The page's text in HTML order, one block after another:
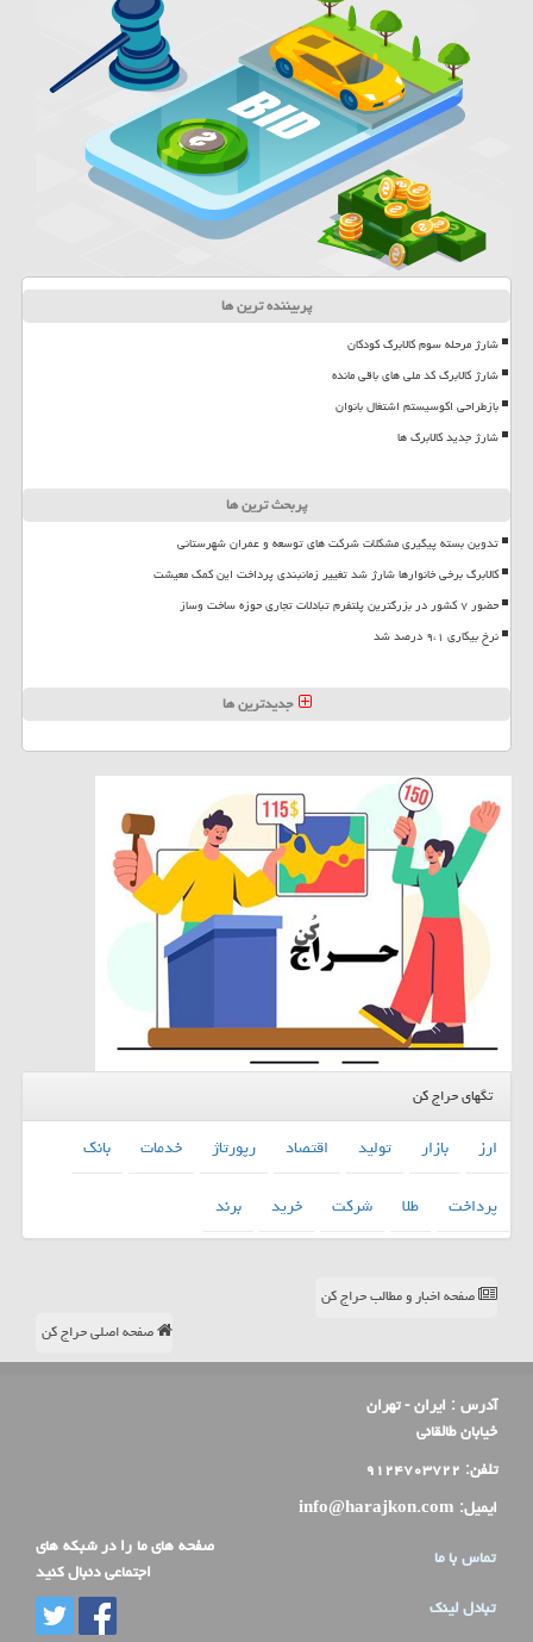
پربیننده ترین ها
شارژ مرحله سوم کالابرگ کودکان
شارژ کالابرگ کد ملی های باقی مانده
بازطراحی اکوسیستم اشتغال بانوان
شارژ جدید کالابرگ ها
پربحث ترین ها
تدوین بسته پیگیری مشکلات شرکت های توسعه و عمران شهرستانی
کالابرگ برخی خانوارها شارژ شد تغییر زمانبندی پرداخت این کمک معیشت
حضور ۷ کشور در بزرگترین پلتفرم تبادلات تجاری حوزه ساخت وساز
نرخ بیکاری ۹،۱ درصد شد
جدیدترین ها
تگهای حراج کن
ارز بازار تولید اقتصاد رپورتاژ خدمات
بانك
پرداخت
طلا شركت خرید برند
صفحه اخبار و مطالب حراج کن
صفحه اصلی حراج کن
آدرس : ایران - تهران
خیابان طالقانی
تلفن: ۹۱۲۴۷۰۳۷۲۲
ایمیل: info@harajkon.com
تماس با ما
تبادل لینک
صفحه های ما را در شبکه های
اجتماعی دنبال کنید